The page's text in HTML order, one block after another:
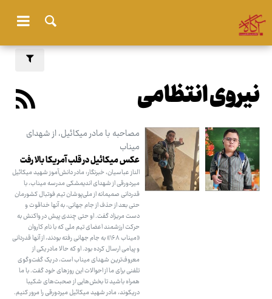
نیروی انتظامی
مصاحبه با مادر میکائیل، از شهدای
میناب
عکس میکائیل در قلب آمریکا بالا رفت
الناز عباسیان، خبرنگار: مادر دانش‌آموز شهید میکائیل
میردورقی از شهدای اندیمشکی مدرسه میناب، با
قدردانی صمیمانه از ملی‌پوشان تیم فوتبال کشورمان
حتی بعد از حذف از جام جهانی، به آنها خداقوت و
دست مریزاد گفت. او حتی چندی پیش در واکنش به
حرکت ارزشمند اعضای تیم ملی که با نام کاروان
«میناب ۱۶۸» به جام جهانی رفته بودند، از آنها قدردانی
و پیامی ارسال کرده بود. او که حالا مادر یکی از
معروف‌ترین شهدای میناب است، در یک گفت‌وگوی
تلفنی برای ما از احوالات این روزهای خود گفت. با ما
همراه باشید تا بخش‌هایی از صحبت‌های شکیبا
دریکوند، مادر شهید میکائیل میردورقی را مرور کنیم.